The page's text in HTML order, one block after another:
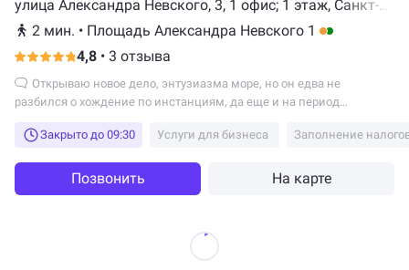
улица Александра Невского, 3, 1 офис; 1 этаж, Санкт-
Петербург
2 мин. • Площадь Александра Невского 1
4,8 • 3 отзыва
разбился о хождение по инстанциям, да еще и на период
ремонтники, бухгалтер, клининг! Последний ввел в ступор,
разобрался сам, а остальное решил делегировать сторонней
организации, благо, бюджет позволяет. Не жалею! На Лидер-Групп
повезло, и это добрый знак. Спасибо, думаю, не в последний раз к
Закрыто до 09:30 Услуги для бизнеса Заполнение
Позвонить На карте